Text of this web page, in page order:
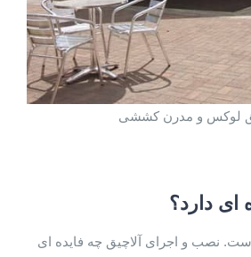
لوکس و مدرن کششی
ای دارد؟
نصب و اجرای آلاچیق چه فایده ای